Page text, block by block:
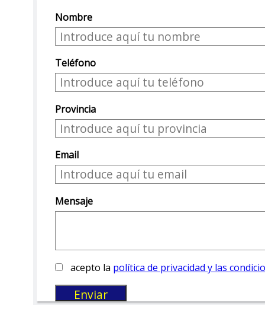
Nombre
Teléfono
Provincia
Email
Mensaje
acepto la política de privacidad y las
Enviar